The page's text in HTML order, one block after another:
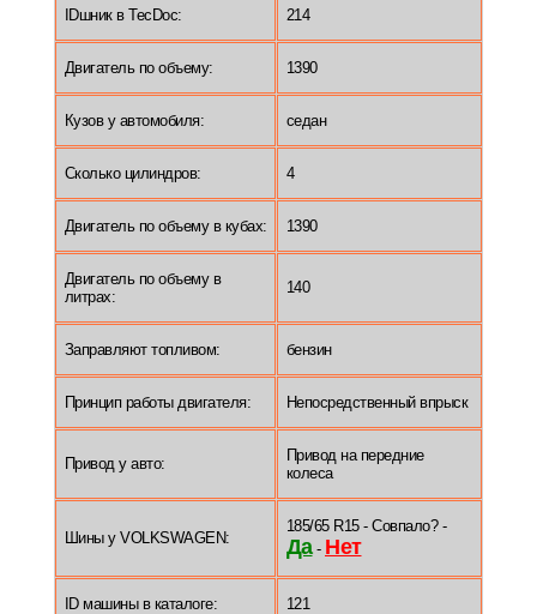
IDшник в TecDoc: 214
Двигатель по объему: 1390
Кузов у автомобиля: седан
Сколько цилиндров: 4
Двигатель по объему в кубах: 1390
Двигатель по объему в
литрах:
140
Заправляют топливом: бензин
Принцип работы двигателя: Непосредственный впрыск
Привод у авто:
Привод на передние
колеса
Шины у VOLKSWAGEN:
185/65 R15 - Совпало? -
Да- Нет
ID машины в каталоге: 121